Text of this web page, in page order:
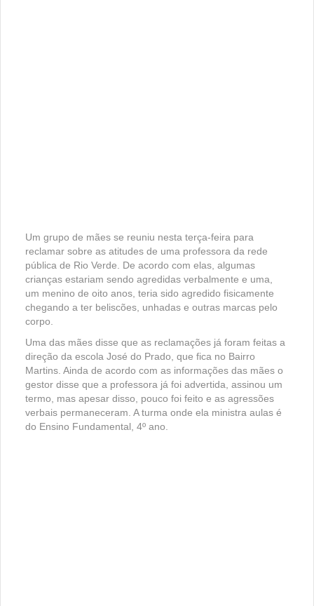
Um grupo de mães se reuniu nesta terça-feira para
reclamar sobre as atitudes de uma professora da rede
pública de Rio Verde. De acordo com elas, algumas
crianças estariam sendo agredidas verbalmente e uma,
um menino de oito anos, teria sido agredido fisicamente
chegando a ter beliscões, unhadas e outras marcas pelo
corpo.
Uma das mães disse que as reclamações já foram feitas a
direção da escola José do Prado, que fica no Bairro
Martins. Ainda de acordo com as informações das mães o
gestor disse que a professora já foi advertida, assinou um
termo, mas apesar disso, pouco foi feito e as agressões
verbais permaneceram. A turma onde ela ministra aulas é
do Ensino Fundamental, 4º ano.